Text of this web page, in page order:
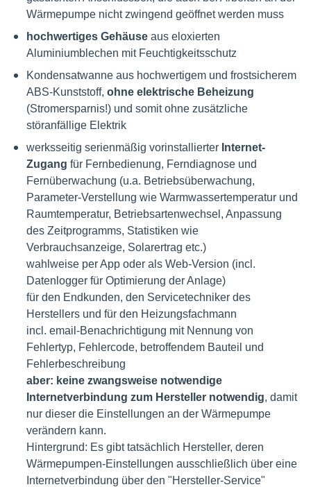
Wärmepumpe nicht zwingend geöffnet werden muss
hochwertiges Gehäuseaus eloxierten
Aluminiumblechen mit Feuchtigkeitsschutz
Kondensatwanne aus hochwertigem und frostsicherem
ABS-Kunststoff, ohne elektrische Beheizung
(Stromersparnis!) und somit ohne zusätzliche
störanfällige Elektrik
werksseitig serienmäßig vorinstallierter Internet-
Zugang für Fernbedienung, Ferndiagnose und
Fernüberwachung (u.a. Betriebsüberwachung,
Parameter-Verstellung wie Warmwassertemperatur und
Raumtemperatur, Betriebsartenwechsel, Anpassung
des Zeitprogramms, Statistiken wie
Verbrauchsanzeige, Solarertrag etc.)
wahlweise per App oder als Web-Version (incl.
Datenlogger für Optimierung der Anlage)
für den Endkunden, den Servicetechniker des
Herstellers und für den Heizungsfachmann
incl. email-Benachrichtigung mit Nennung von
Fehlertyp, Fehlercode, betroffendem Bauteil und
Fehlerbeschreibung
aber: keine zwangsweise notwendige
Internetverbindung zum Hersteller notwendig, damit
nur dieser die Einstellungen an der Wärmepumpe
verändern kann.
Hintergrund: Es gibt tatsächlich Hersteller, deren
Wärmepumpen-Einstellungen ausschließlich über eine
Internetverbindung über den "Hersteller-Service"